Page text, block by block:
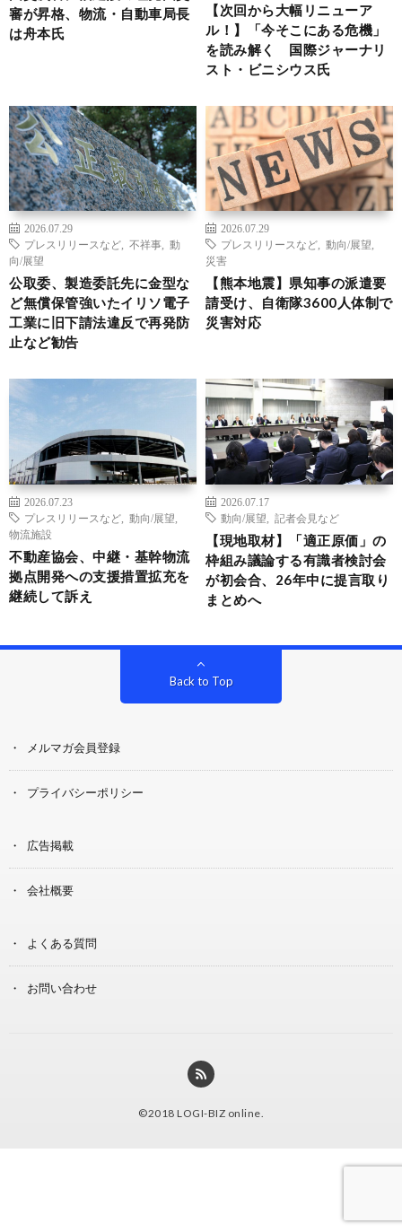
審が昇格、物流・自動車局長
は舟本氏
【次回から大幅リニューア
ル！】「今そこにある危機」
を読み解く 国際ジャーナリ
スト・ビニシウス氏
2026.07.29
プレスリリースなど
不祥事
動
向/展望
公取委、製造委託先に金型な
ど無償保管強いたイリソ電子
工業に旧下請法違反で再発防
止など勧告
2026.07.29
プレスリリースなど
動向/展望
災害
【熊本地震】県知事の派遣要
請受け、自衛隊3600人体制で
災害対応
2026.07.23
プレスリリースなど
動向/展望
物流施設
不動産協会、中継・基幹物流
拠点開発への支援措置拡充を
継続して訴え
2026.07.17
動向/展望
記者会見など
【現地取材】「適正原価」の
枠組み議論する有識者検討会
が初会合、26年中に提言取り
まとめへ
Back to Top
メルマガ会員登録
プライバシーポリシー
広告掲載
会社概要
よくある質問
お問い合わせ
©2018 LOGI-BIZ online